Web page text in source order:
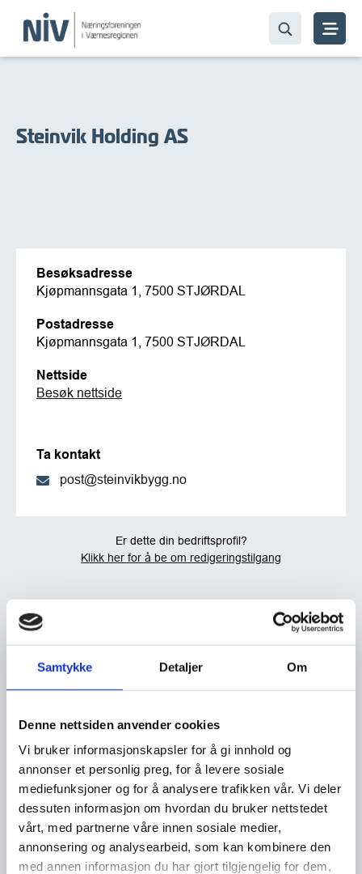
Samtykke Detaljer Om
Denne nettsiden anvender cookies
Vi bruker informasjonskapsler for å gi innhold og
annonser et personlig preg, for å levere sosiale
mediefunksjoner og for å analysere trafikken vår. Vi deler
dessuten informasjon om hvordan du bruker nettstedet
vårt, med partnerne våre innen sosiale medier,
annonsering og analysearbeid, som kan kombinere den
med annen informasjon du har gjort tilgjengelig for dem,
Steinvik Holding AS
Besøksadresse
Kjøpmannsgata 1, 7500 STJØRDAL
Postadresse
Kjøpmannsgata 1, 7500 STJØRDAL
Nettside
Besøk nettside
Ta kontakt
post@steinvikbygg.no
Er dette din bedriftsprofil?
Klikk her for å be om redigeringstilgang